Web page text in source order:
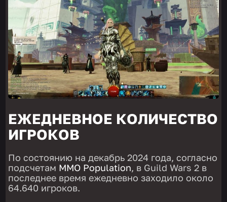
ЕЖЕДНЕВНОЕ КОЛИЧЕСТВО
ИГРОКОВ
По состоянию на декабрь 2024 года, согласно
подсчетам MMO Population, в Guild Wars 2 в
последнее время ежедневно заходило около
64.640 игроков.